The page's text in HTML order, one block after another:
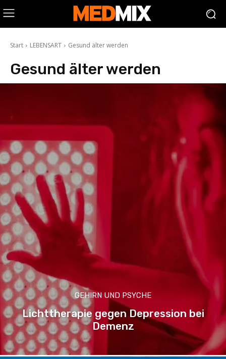
Start LEBENSART Gesund älter werden
Gesund älter werden
GEHIRN UND PSYCHE
Lichttherapie gegen Depression bei
Demenz